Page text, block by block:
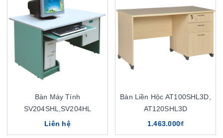
Bàn Máy Tính
SV204SHL,SV204HL
Liên hệ
Bàn Liền Hộc AT100SHL3D,
AT120SHL3D
1.463.000₫